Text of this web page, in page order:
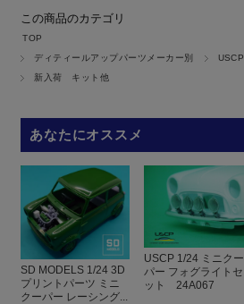
この商品のカテゴリ
TOP
ディティールアップパーツメーカー別
USCP
新入荷 キット他
あなたにオススメ
SD MODELS 1/24 3D
プリントパーツ ミニ
クーパー レーシング...
USCP 1/24 ミニクー
パー フォグライトセ
ット 24A067